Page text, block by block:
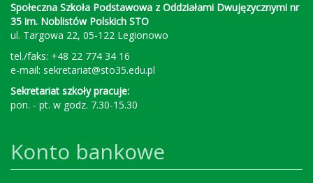
Społeczna Szkoła Podstawowa z Oddziałami Dwujęzycznymi nr
35 im. Noblistów Polskich STO
ul. Targowa 22, 05-122 Legionowo
tel./faks: +48 22 774 34 16
e-mail: sekretariat@sto35.edu.pl
Sekretariat szkoły pracuje:
pon. - pt. w godz. 7.30-15.30
Konto bankowe